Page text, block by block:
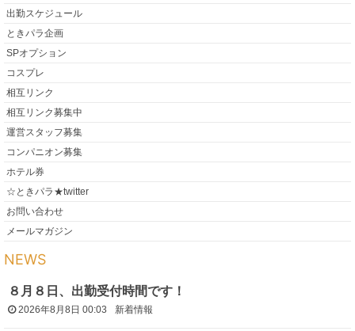
出勤スケジュール
ときパラ企画
SPオプション
コスプレ
相互リンク
相互リンク募集中
運営スタッフ募集
コンパニオン募集
ホテル券
☆ときパラ★twitter
お問い合わせ
メールマガジン
NEWS
８月８日、出勤受付時間です！
2026年8月8日 00:03 新着情報